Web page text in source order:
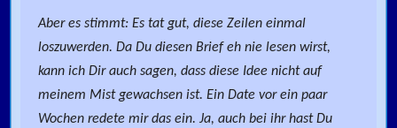
Aber es stimmt: Es tat gut, diese Zeilen einmal
loszuwerden. Da Du diesen Brief eh nie lesen wirst,
kann ich Dir auch sagen, dass diese Idee nicht auf
meinem Mist gewachsen ist. Ein Date vor ein paar
Wochen redete mir das ein. Ja, auch bei ihr hast Du